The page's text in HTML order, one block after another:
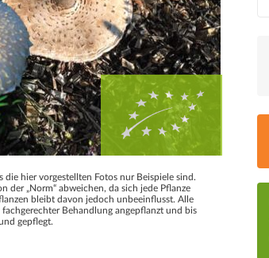
hier vorgestellten Fotos nur Beispiele sind.
der „Norm“ abweichen, da sich jede Pflanze
bleibt davon jedoch unbeeinflusst. Alle
Behandlung angepflanzt und bis
gepflegt.